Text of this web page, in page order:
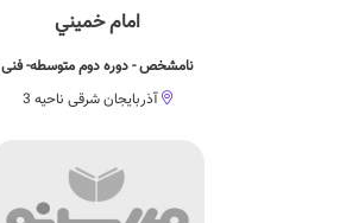
امام خميني
نامشخص - دوره دوم متوسطه- فنی
آذربایجان شرقی ناحیه 3